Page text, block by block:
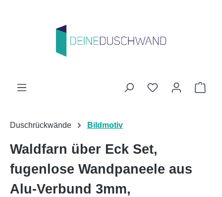
Du hast 0
Duschrückwände Bildmotiv
Waldfarn über Eck Set,
fugenlose Wandpaneele aus
Alu-Verbund 3mm,